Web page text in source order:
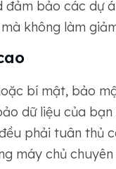
bảo các dự
không làm
bí mật, bảo
dữ liệu của
phải tuân thủ
máy chủ